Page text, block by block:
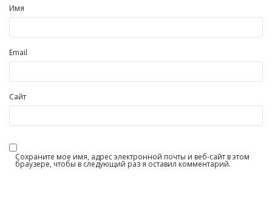
Имя
Email
Сайт
Сохраните мое имя, адрес электронной почты и веб-сайт в этом
браузере, чтобы в следующий раз я оставил комментарий.